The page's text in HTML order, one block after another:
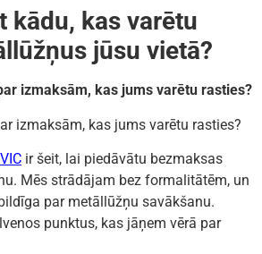
kādu, kas varētu
jūsu vietā?
izmaksām, kas jums varētu rasties?
izmaksām, kas jums varētu rasties?
ir šeit, lai piedāvātu bezmaksas
Mēs strādājam bez formalitātēm, un
par metāllūžņu savākšanu.
punktus, kas jāņem vērā par